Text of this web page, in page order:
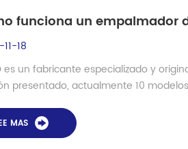
funciona un empalmador
18
es un fabricante especializado y
presentado, actualmente 10
MAS